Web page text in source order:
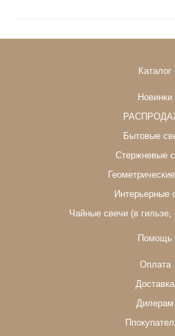
Каталог
Новинки
Бытовые
Стержневые
Интерьерные
Чайные свечи (в гильзе,
Помощь
Оплата
Доставка
Дилерам